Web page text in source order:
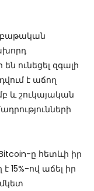
ունեցել զգալի
է աճող
և շուկայական
ը հետևի իր
ով աճել իր